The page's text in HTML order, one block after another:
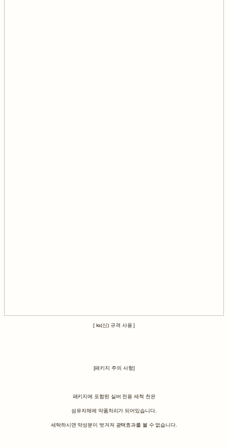
[ ks(신) 규격 사용 ]
[패키지 주의 사항]
패키지에 포함된 실버 전용 세척 천은
섬유자체에 약품처리가 되어있습니다.
세탁하시면 약성분이 벗겨져 광택효과를 볼 수 없습니다.